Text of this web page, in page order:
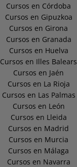
Cursos en Córdoba
Cursos en Gipuzkoa
Cursos en Girona
Cursos en Granada
Cursos en Huelva
Cursos en Illes Balears
Cursos en Jaén
Cursos en La Rioja
Cursos en Las Palmas
Cursos en León
Cursos en Lleida
Cursos en Madrid
Cursos en Murcia
Cursos en Málaga
Cursos en Navarra